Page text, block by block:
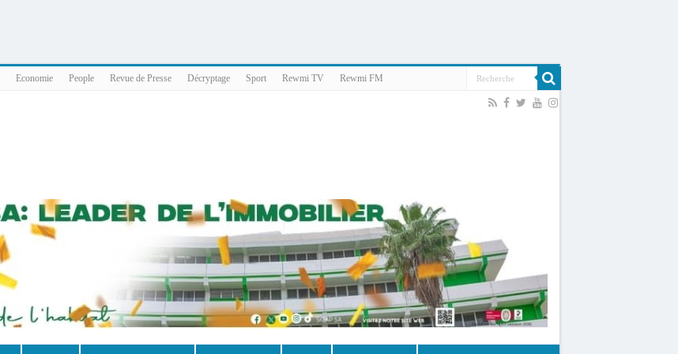
Economie People Revue de Presse Décryptage Sport Rewmi TV Rewmi FM